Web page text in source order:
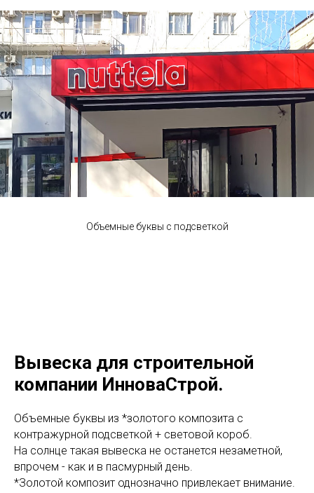
Объемные буквы с подсветкой
Вывеска для строительной
компании ИнноваСтрой.
Объемные буквы из *золотого композита с
контражурной подсветкой + световой короб.
На солнце такая вывеска не останется незаметной,
впрочем - как и в пасмурный день.
*Золотой композит однозначно привлекает внимание.